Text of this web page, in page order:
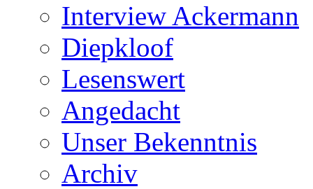
Interview Ackermann
Diepkloof
Lesenswert
Angedacht
Unser Bekenntnis
Archiv